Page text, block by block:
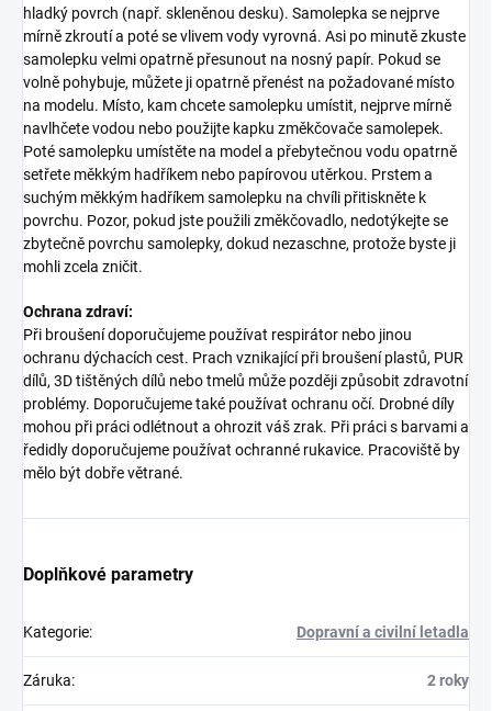
hladký povrch (např. skleněnou desku). Samolepka se nejprve
mírně zkroutí a poté se vlivem vody vyrovná. Asi po minutě zkuste
samolepku velmi opatrně přesunout na nosný papír. Pokud se
volně pohybuje, můžete ji opatrně přenést na požadované místo
na modelu. Místo, kam chcete samolepku umístit, nejprve mírně
navlhčete vodou nebo použijte kapku změkčovače samolepek.
Poté samolepku umístěte na model a přebytečnou vodu opatrně
setřete měkkým hadříkem nebo papírovou utěrkou. Prstem a
suchým měkkým hadříkem samolepku na chvíli přitiskněte k
povrchu. Pozor, pokud jste použili změkčovadlo, nedotýkejte se
zbytečně povrchu samolepky, dokud nezaschne, protože byste ji
mohli zcela zničit.
Ochrana zdraví:
Při broušení doporučujeme používat respirátor nebo jinou
ochranu dýchacích cest. Prach vznikající při broušení plastů, PUR
dílů, 3D tištěných dílů nebo tmelů může později způsobit zdravotní
problémy. Doporučujeme také používat ochranu očí. Drobné díly
mohou při práci odlétnout a ohrozit váš zrak. Při práci s barvami a
ředidly doporučujeme používat ochranné rukavice. Pracoviště by
mělo být dobře větrané.
Doplňkové parametry
Kategorie: Dopravní a civilní letadla
Záruka: 2 roky